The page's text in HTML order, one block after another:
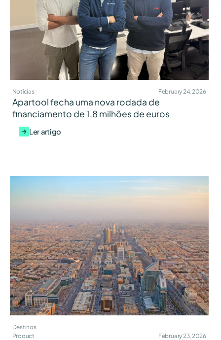
Notícias February 24, 2026
Apartool fecha uma nova rodada de
financiamento de 1,8 milhões de euros
Ler artigo
Destinos
Product
February 23, 2026